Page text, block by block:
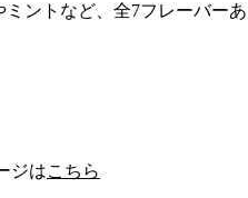
ントなど、全7フレーバー
ジはこちら